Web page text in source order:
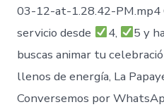
03-12-at-1.28.42-PM.mp4
servicio desde
4, 5 y
buscas animar tu
llenos de energía, La
Conversemos por